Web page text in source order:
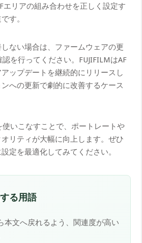
エリアの組み合わせを正しく設定す
す。
ない場合は、ファームウェアの更
を行ってください。FUJIFILMはAF
ップデートを継続的にリリースし
への更新で劇的に改善するケース
使いこなすことで、ポートレートや
リティが大幅に向上します。ぜひ
定を最適化してみてください。
る用語
本文へ戻れるよう、関連度が高い